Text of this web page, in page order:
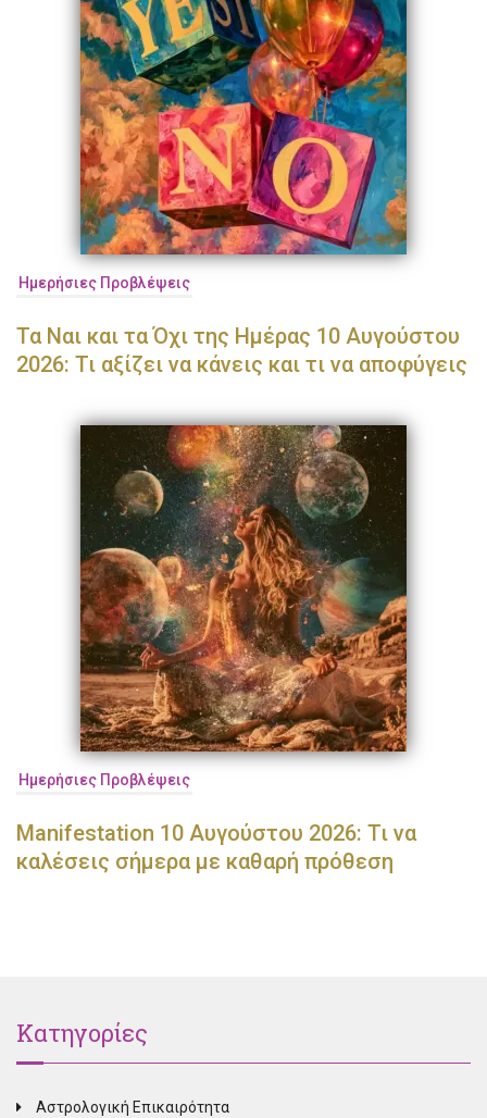
Ημερήσιες Προβλέψεις
Τα Ναι και τα Όχι της Ημέρας 10 Αυγούστου
2026: Τι αξίζει να κάνεις και τι να αποφύγεις
Ημερήσιες Προβλέψεις
Manifestation 10 Αυγούστου 2026: Τι να
καλέσεις σήμερα με καθαρή πρόθεση
Κατηγορίες
Αστρολογική Επικαιρότητα